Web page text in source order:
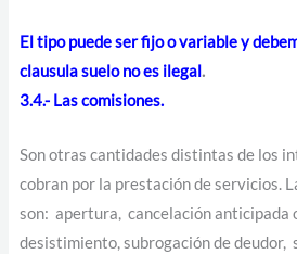
El tipo puede ser fijo o variable y
clausula suelo no es ilegal.
3.4.- Las comisiones.
Son otras cantidades distintas de los
cobran por la prestación de servicios.
son: apertura, cancelación anticipada
desistimiento, subrogación de deudor,